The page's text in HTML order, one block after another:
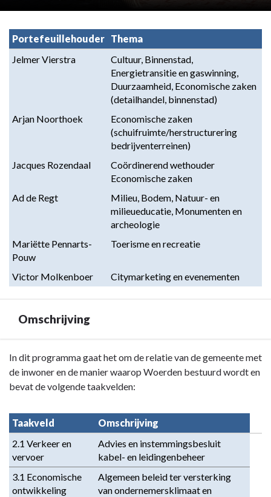
Portefeuillehouder Thema
Jelmer Vierstra
Cultuur, Binnenstad,
Energietransitie en gaswinning,
Duurzaamheid, Economische zaken
(detailhandel, binnenstad)
Arjan Noorthoek
Economische zaken
(schuifruimte/herstructurering
bedrijventerreinen)
Jacques Rozendaal
Coördinerend wethouder
Economische zaken
Ad de Regt
Milieu, Bodem, Natuur- en
milieueducatie, Monumenten en
archeologie
Mariëtte Pennarts-
Pouw
Toerisme en recreatie
Victor Molkenboer Citymarketing en evenementen
Omschrijving
Terug
naar
navigatie
Programma
Cultuur,
economie
milieu
In dit programma gaat het om de relatie van de gemeente met
de inwoner en de manier waarop Woerden bestuurd wordt en
bevat de volgende taakvelden:
Taakveld
Omschrijving
2.1 Verkeer en
vervoer
Advies en instemmingsbesluit
kabel- en leidingenbeheer
3.1 Economische
ontwikkeling
Algemeen beleid ter versterking
van ondernemersklimaat en